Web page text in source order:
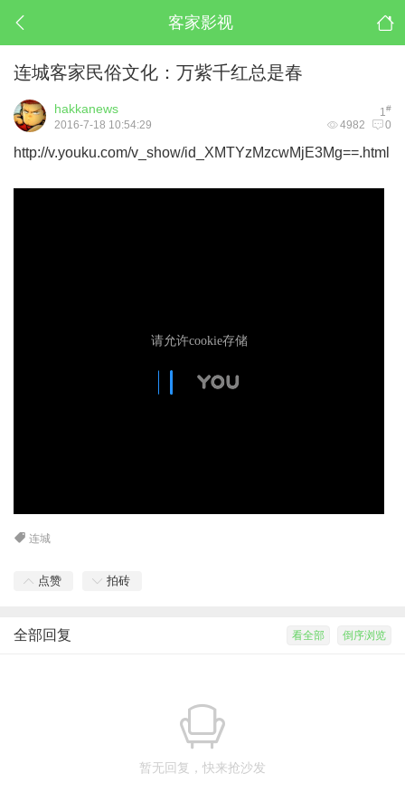
客家影视
连城客家民俗文化：万紫千红总是春
1#
hakkanews
4982 0
2016-7-18 10:54:29
http://v.youku.com/v_show/id_XMTYzMzcwMjE3Mg==.html
连城
点赞 拍砖
倒序浏览
看全部
全部回复
暂无回复，快来抢沙发